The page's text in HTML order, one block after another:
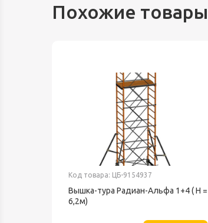
Похожие товары
Код товара: ЦБ-9154937
Вышка-тура Радиан-Альфа 1+4 ( H =
6,2м)